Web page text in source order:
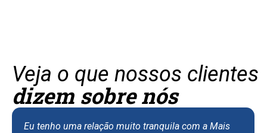
Veja o que nossos clientes
dizem sobre nós
Eu tenho uma relação muito tranquila com a Mais